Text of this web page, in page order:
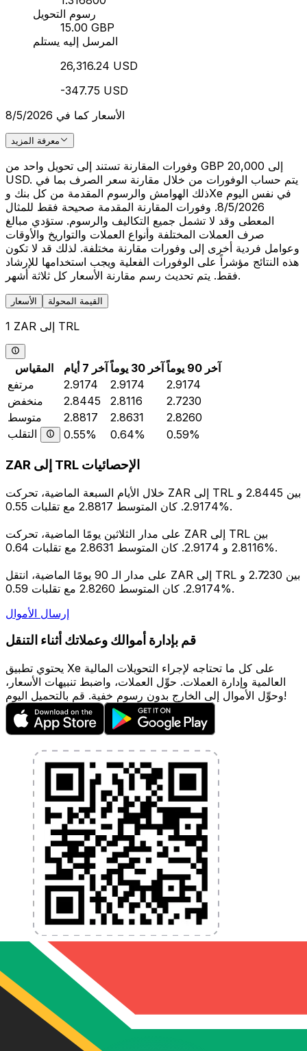
رسوم التحويل
15.00 GBP
المرسل إليه يستلم
26,316.24 USD
-347.75 USD
الأسعار كما في 8/5/2026
معرفة المزيد
وفورات المقارنة تستند إلى تحويل واحد من GBP 20,000 إلى
USD. يتم حساب الوفورات من خلال مقارنة سعر الصرف بما في
ذلك الهوامش والرسوم المقدمة من كل بنك وXe في نفس اليوم
8/5/2026. وفورات المقارنة المقدمة صحيحة فقط للمثال
المعطى وقد لا تشمل جميع التكاليف والرسوم. ستؤدي مبالغ
صرف العملات المختلفة وأنواع العملات والتواريخ والأوقات
وعوامل فردية أخرى إلى وفورات مقارنة مختلفة. لذلك قد لا تكون
هذه النتائج مؤشراً على الوفورات الفعلية ويجب استخدامها للإرشاد
فقط. يتم تحديث رسم مقارنة الأسعار كل ثلاثة أشهر.
الأسعار القيمة المحولة
1 ZAR إلى TRL
المقياس آخر 7 أيام آخر 30 يوماً
آخر 90 يوماً
مرتفع
2.9174 2.9174
2.9174
منخفض
2.8445 2.8116
2.7230
متوسط
2.8817 2.8631
2.8260
التقلب
0.55% 0.64% 0.59%
ZAR إلى TRL الإحصائيات
خلال الأيام السبعة الماضية، تحركت ZAR إلى TRL بين 2.8445 و
2.9174. كان المتوسط 2.8817 مع تقلبات 0.55%.
على مدار الثلاثين يومًا الماضية، تحركت ZAR إلى TRL بين
2.8116 و 2.9174. كان المتوسط 2.8631 مع تقلبات 0.64%.
على مدار الـ 90 يومًا الماضية، انتقل ZAR إلى TRL بين 2.7230 و
2.9174. كان المتوسط 2.8260 مع تقلبات 0.59%.
إرسال الأموال
قم بإدارة أموالك وعملاتك أثناء التنقل
يحتوي تطبيق Xe على كل ما تحتاجه لإجراء التحويلات المالية
العالمية وإدارة العملات. حوِّل العملات، واضبط تنبيهات الأسعار،
وحوِّل الأموال إلى الخارج بدون رسوم خفية. قم بالتحميل اليوم!